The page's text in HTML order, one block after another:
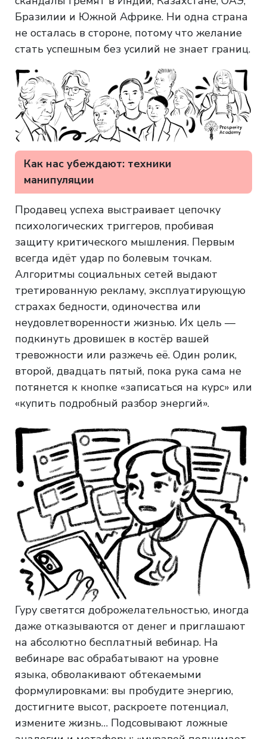
Бразилии и Южной Африке. Ни одна страна
не осталась в стороне, потому что желание
стать успешным без усилий не знает границ.
Как нас убеждают: техники
манипуляции
Продавец успеха выстраивает цепочку
психологических триггеров, пробивая
защиту критического мышления. Первым
всегда идёт удар по болевым точкам.
Алгоритмы социальных сетей выдают
третированную рекламу, эксплуатирующую
страхах бедности, одиночества или
неудовлетворенности жизнью. Их цель —
подкинуть дровишек в костёр вашей
тревожности или разжечь её. Один ролик,
второй, двадцать пятый, пока рука сама не
потянется к кнопке «записаться на курс» или
«купить подробный разбор энергий».
Гуру светятся доброжелательностью, иногда
даже отказываются от денег и приглашают
на абсолютно бесплатный вебинар. На
вебинаре вас обрабатывают на уровне
языка, обволакивают обтекаемыми
формулировками: вы пробудите энергию,
достигните высот, раскроете потенциал,
измените жизнь… Подсовывают ложные